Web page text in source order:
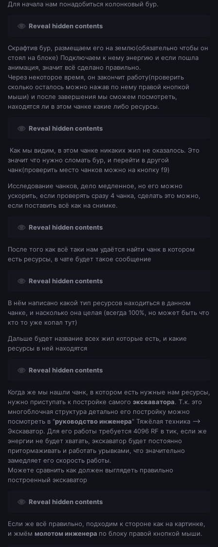
Для начала нам понадобиться колонковый бур.
Reveal hidden contents
Скрафтив бур, размещаем его на землю(обязательно чтобы он
стоял на блоке) Подключаем к нему энергию и если пошла
анимация, значит всё сделано правильно.
Через некоторое время, он закончит работу(проверить
сколько осталось можно нажав по нему правой кнопкой
мыши) и после завершения мы сможем посмотреть,
находятся ли в этом чанке какие либо ресурсы.
Reveal hidden contents
Как мы видим, в этом чанке никаких жил не оказалось. Это
значит что нужно сломать бур, и перейти в другой
чанк(проверить место чанков можно на кнопку f9)
Исследование чанков, дело медленное, но его можно
ускорить, если проверять сразу 4 чанка, сделать это можно,
если поставить всё как на снимке.
Reveal hidden contents
После того как всё таки нам удаётся найти чанк в котором
есть ресурсы, в чате будет такое сообщение
Reveal hidden contents
В нём написано какой тип ресурсов находиться в данном
чанке, и насколько она целая (всегда 100%, но может быть что
кто то уже копал тут)
Дальше будет название всех жил которые есть, и какие
ресурсы в ней находятся
Reveal hidden contents
Когда же мы нашли чанк, в котором есть нужные нам ресурсы,
нужно приступать к постройке самого экскаватора. Т.к. это
многоблочная структура детально его постройку можно
посмотреть в "руководство инженера" Тяжёлая техника -->
Экскаватор. Для его работы требуется 4096 RF в тик, если же
энергии не будет хватать, экскаватор будет постоянно
притормаживать и работать урывками, что значительно
замедляет его скорость работы.
Можете сравнить как должен выглядеть правильно
построенный экскаватор
Reveal hidden contents
Если же всё правильно, подходим к стороне как на картинке,
и жмём молотом инженера по блоку правой кнопкой мыши.